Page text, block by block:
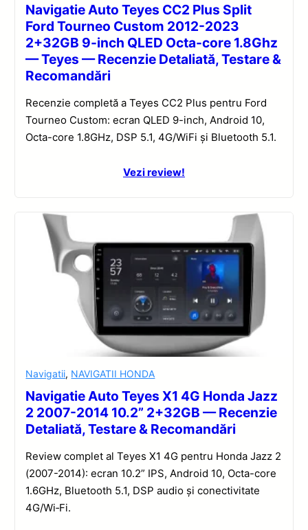
Navigatie Auto Teyes CC2 Plus Split
Ford Tourneo Custom 2012-2023
2+32GB 9-inch QLED Octa-core 1.8Ghz
— Teyes — Recenzie Detaliată, Testare &
Recomandări
Recenzie completă a Teyes CC2 Plus pentru Ford
Tourneo Custom: ecran QLED 9-inch, Android 10,
Octa-core 1.8GHz, DSP 5.1, 4G/WiFi și Bluetooth 5.1.
Vezi review!
Navigatii, NAVIGATII HONDA
Navigatie Auto Teyes X1 4G Honda Jazz
2 2007-2014 10.2” 2+32GB — Recenzie
Detaliată, Testare & Recomandări
Review complet al Teyes X1 4G pentru Honda Jazz 2
(2007-2014): ecran 10.2” IPS, Android 10, Octa-core
1.6GHz, Bluetooth 5.1, DSP audio și conectivitate
4G/Wi‑Fi.